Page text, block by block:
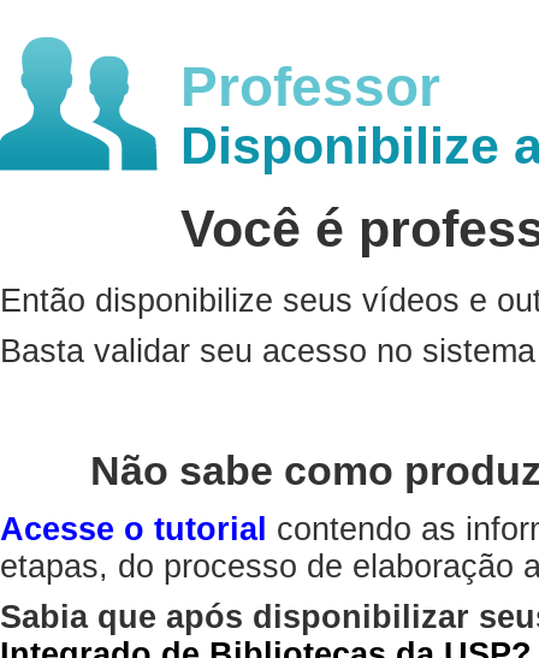
Professor
Disponibilize
Você é
Então disponibilize seus vídeos e
Basta validar seu acesso no
Não sabe como
Acesse o tutorial contendo as
etapas, do processo de elaboração
Sabia que após disponibilizar